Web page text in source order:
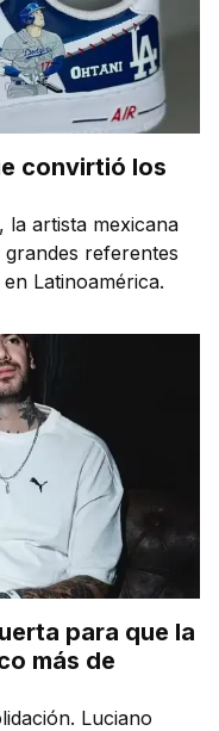
convirtió los
la artista mexicana
referentes
Latinoamérica.
para que la
más de
Luciano